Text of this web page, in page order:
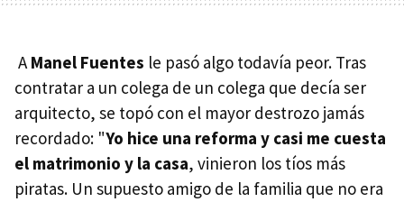
AManel Fuentes le pasó algo todavía peor. Tras
contratar a un colega de un colega que decía ser
arquitecto, se topó con el mayor destrozo jamás
recordado: "Yo hice una reforma y casi me cuesta
el matrimonio y la casa, vinieron los tíos más
piratas. Un supuesto amigo de la familia que no era